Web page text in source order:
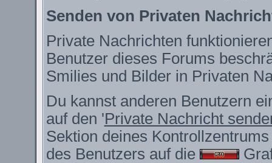
Senden von Privaten
Private Nachrichten
Benutzer dieses Forums
Smilies und Bilder in Privaten
Du kannst anderen Benutzern
auf den 'Private Nachricht
Sektion deines
des Benutzers auf die